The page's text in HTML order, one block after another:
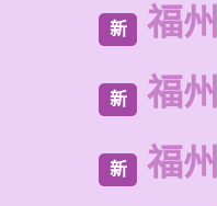
新 福
新 福
新 福